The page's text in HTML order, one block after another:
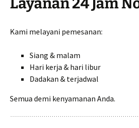
Kami melayani pemesanan:
Siang & malam
Hari kerja & hari libur
Dadakan & terjadwal
Semua demi kenyamanan Anda.